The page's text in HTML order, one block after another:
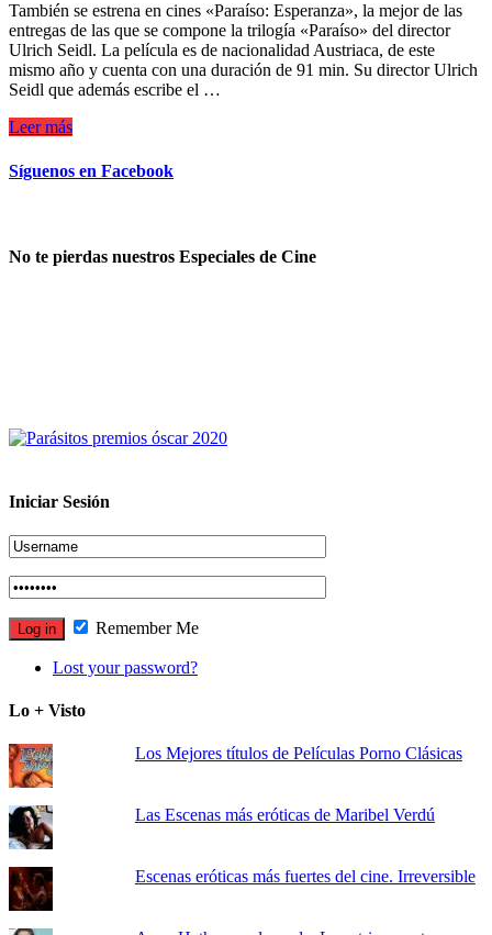
También se estrena en cines «Paraíso: Esperanza», la mejor de las
entregas de las que se compone la trilogía «Paraíso» del director
Ulrich Seidl. La película es de nacionalidad Austriaca, de este
mismo año y cuenta con una duración de 91 min. Su director Ulrich
Seidl que además escribe el …
Leer más
Síguenos en Facebook
No te pierdas nuestros Especiales de Cine
Iniciar Sesión
Remember Me
Lost your password?
Lo + Visto
Los Mejores títulos de Películas Porno Clásicas
Las Escenas más eróticas de Maribel Verdú
Escenas eróticas más fuertes del cine. Irreversible